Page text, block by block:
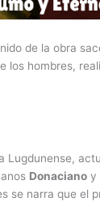
de la obra
los hombres,
Lugdunense,
Donaciano y
se narra que el